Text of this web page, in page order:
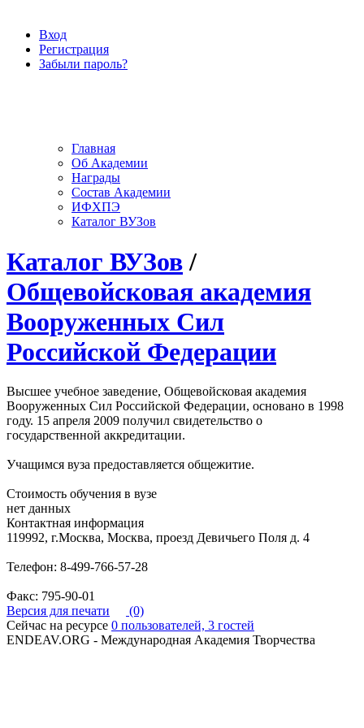
Вход
Регистрация
Забыли пароль?
Главная
Об Академии
Награды
Состав Академии
ИФХПЭ
Каталог ВУЗов
Каталог ВУЗов /
Общевойсковая академия
Вооруженных Сил
Российской Федерации
Высшее учебное заведение, Общевойсковая академия
Вооруженных Сил Российской Федерации, основано в 1998
году. 15 апреля 2009 получил свидетельство о
государственной аккредитации.
Учащимся вуза предоставляется общежитие.
Стоимость обучения в вузе
нет данных
Контактная информация
119992, г.Москва, Москва, проезд Девичьего Поля д. 4
Телефон: 8-499-766-57-28
Факс: 795-90-01
Версия для печати
(0)
Сейчас на ресурсе 0 пользователей, 3 гостей
ENDEAV.ORG - Международная Академия Творчества